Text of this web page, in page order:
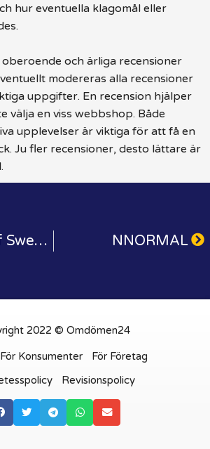
hur eventuella klagomål eller
och ärliga recensioner
modereras alla recensioner
uppgifter. En recension hjälper
välja en viss webbshop. Både
upplevelser är viktiga för att få en
Ju fler recensioner, desto lättare är
Shepherd of Sweden NNORMAL
2022 © Omdömen24
För Konsumenter
För Företag
Revisionspolicy